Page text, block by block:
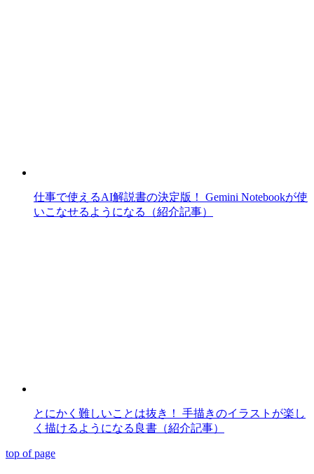
仕事で使えるAI解説書の決定版！ Gemini Notebookが使
いこなせるようになる（紹介記事）
とにかく難しいことは抜き！ 手描きのイラストが楽し
く描けるようになる良書（紹介記事）
top of page